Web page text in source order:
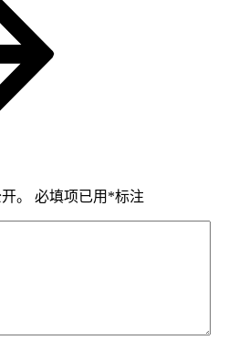
。 必填项已用 *标注